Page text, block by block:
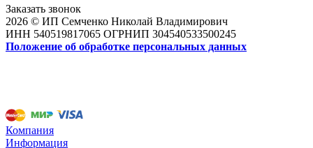
Заказать звонок
2026 © ИП Семченко Николай Владимирович
ИНН 540519817065 ОГРНИП 304540533500245
Положение об обработке персональных данных
Компания
Информация